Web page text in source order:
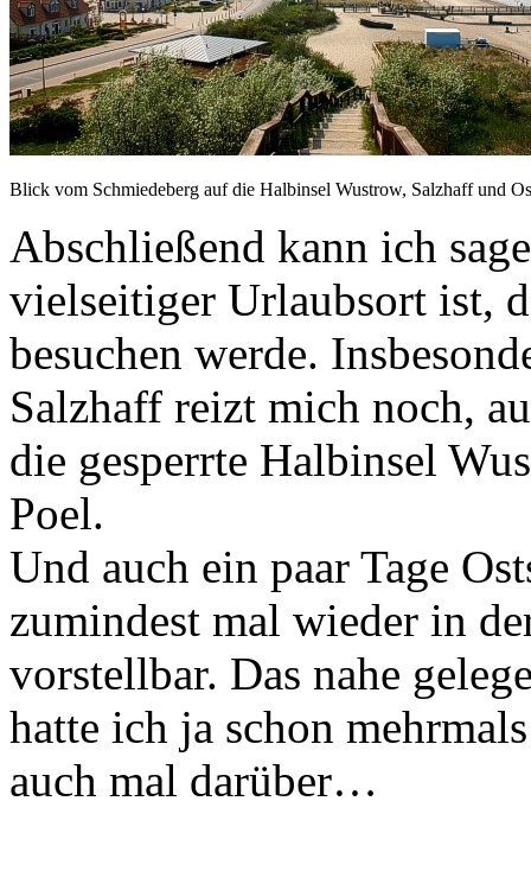
Blick vom Schmiedeberg auf die Halbinsel Wustrow, Salzhaff und
Abschließend kann ich
vielseitiger Urlaubsort ist,
besuchen werde.
Salzhaff reizt mich noch,
die gesperrte Halbinsel
Poel.
Und auch ein paar Tage
zumindest mal wieder in
vorstellbar. Das nahe
hatte ich ja schon
auch mal darüber…